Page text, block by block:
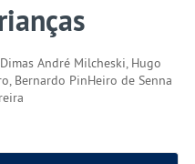
André Milcheski, Hugo
Bernardo PinHeiro de Senna